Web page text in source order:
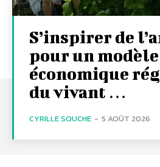
S’inspirer de
pour un modèle
économique
du vivant …
CYRILLE SOUCHE - 5 AOÛT 2026